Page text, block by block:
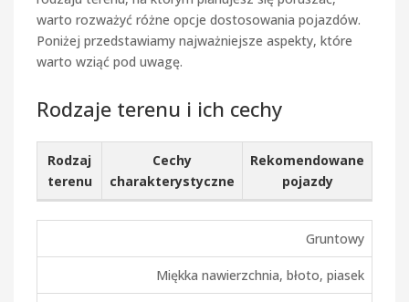
warto rozważyć różne opcje dostosowania pojazdów.
Poniżej przedstawiamy najważniejsze aspekty, które
warto wziąć pod uwagę.
Rodzaje terenu i ich cechy
Rodzaj
terenu
Cechy
charakterystyczne
Rekomendowane
pojazdy
Gruntowy
Miękka nawierzchnia, błoto, piasek